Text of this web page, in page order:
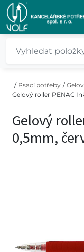
/ Psací potřeby /
Gelový roller PENAC
Gelový
0,5mm,